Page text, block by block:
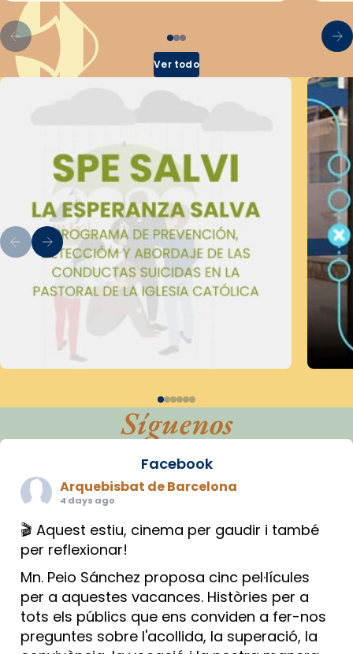
Ver todo
Síguenos
Facebook
Arquebisbat de Barcelona
4 days ago
🎬 Aquest estiu, cinema per gaudir i també
per reflexionar!
Mn. Peio Sánchez proposa cinc pel·lícules
per a aquestes vacances. Històries per a
tots els públics que ens conviden a fer-nos
preguntes sobre l'acollida, la superació, la